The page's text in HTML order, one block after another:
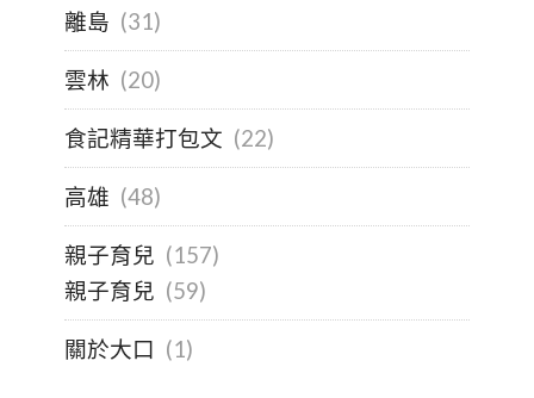
離島 (31)
雲林 (20)
食記精華打包文 (22)
高雄 (48)
親子育兒 (157)
親子育兒 (59)
關於大口 (1)